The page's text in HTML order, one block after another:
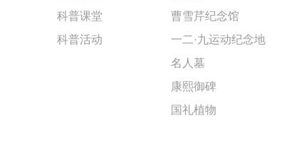
科普课堂
科普活动
曹雪芹纪念馆
一二·九运动纪念地
名人墓
康熙御碑
国礼植物